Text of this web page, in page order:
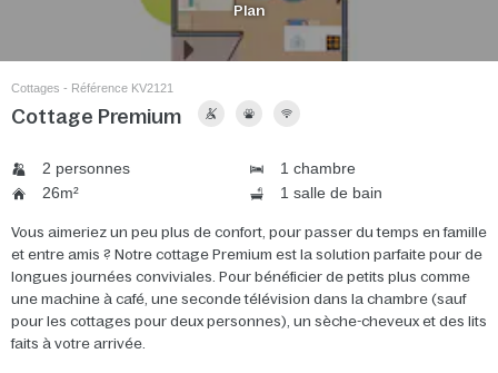
Plan
Cottages - Référence KV2121
Cottage Premium
2 personnes
1 chambre
26m²
1 salle de bain
Vous aimeriez un peu plus de confort, pour passer du temps en famille
et entre amis ? Notre cottage Premium est la solution parfaite pour de
longues journées conviviales. Pour bénéficier de petits plus comme
une machine à café, une seconde télévision dans la chambre (sauf
pour les cottages pour deux personnes), un sèche-cheveux et des lits
faits à votre arrivée.